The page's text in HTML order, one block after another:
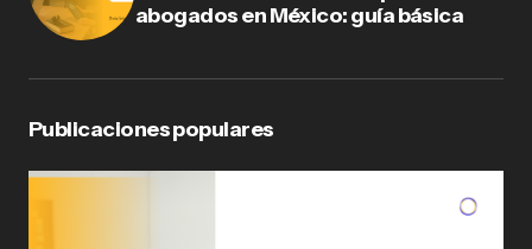
abogados en México: guía básica
Publicaciones populares